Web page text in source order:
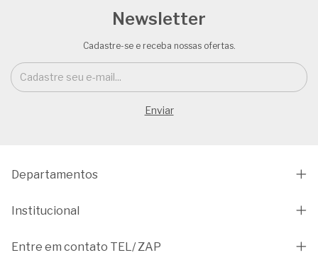
Newsletter
Cadastre-se e receba nossas ofertas.
Departamentos
Institucional
Entre em contato TEL/ ZAP